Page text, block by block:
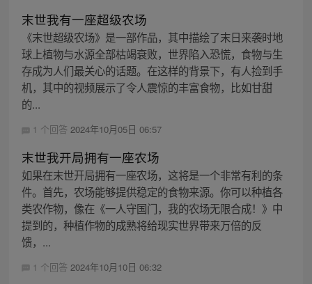
末世我有一座超级农场
《末世超级农场》是一部作品，其中描绘了末日来袭时地
球上植物与水源全部枯竭衰败，世界陷入恐慌，食物与生
存成为人们最关心的话题。在这样的背景下，有人捡到手
机，其中的视频展示了令人震惊的丰富食物，比如甘甜
的...
1 个回答 2024年10月05日 06:57
末世我开局拥有一座农场
如果在末世开局拥有一座农场，这将是一个非常有利的条
件。首先，农场能够提供稳定的食物来源。你可以种植各
类农作物，像在《一人守国门，我的农场无限合成！》中
提到的，种植作物的成熟将给现实世界带来万倍的反
馈，...
1 个回答 2024年10月10日 06:32